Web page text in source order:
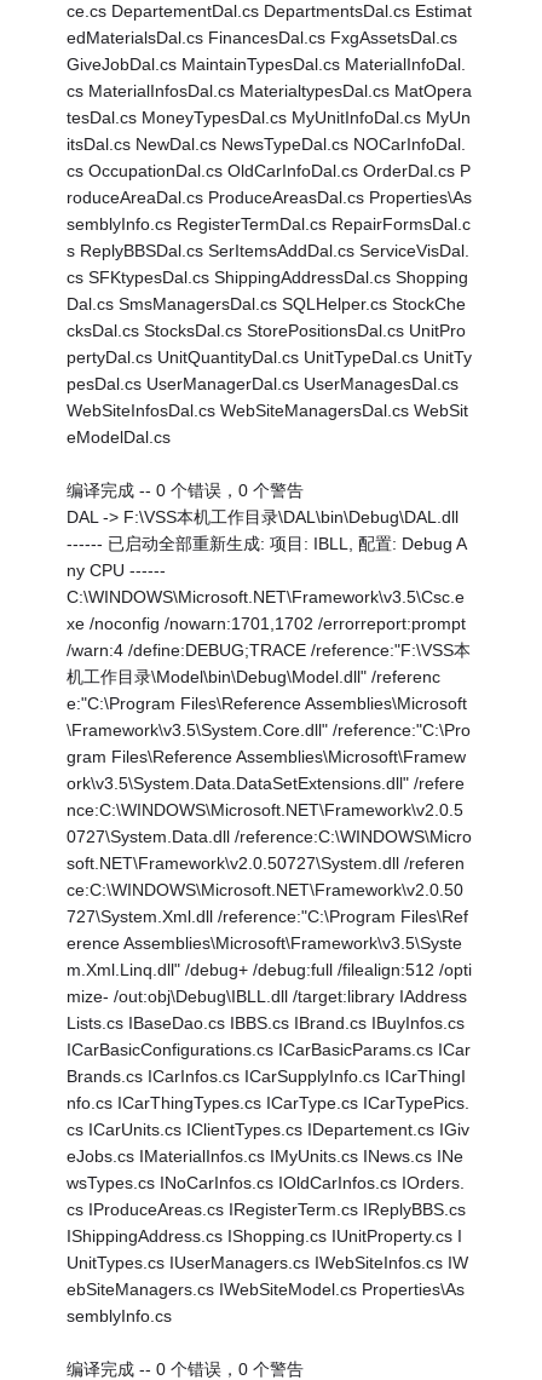
ce.cs DepartementDal.cs DepartmentsDal.cs Estimat
edMaterialsDal.cs FinancesDal.cs FxgAssetsDal.cs
GiveJobDal.cs MaintainTypesDal.cs MaterialInfoDal.
cs MaterialInfosDal.cs MaterialtypesDal.cs MatOpera
tesDal.cs MoneyTypesDal.cs MyUnitInfoDal.cs MyUn
itsDal.cs NewDal.cs NewsTypeDal.cs NOCarInfoDal.
cs OccupationDal.cs OldCarInfoDal.cs OrderDal.cs P
roduceAreaDal.cs ProduceAreasDal.cs Properties\As
semblyInfo.cs RegisterTermDal.cs RepairFormsDal.c
s ReplyBBSDal.cs SerItemsAddDal.cs ServiceVisDal.
cs SFKtypesDal.cs ShippingAddressDal.cs Shopping
Dal.cs SmsManagersDal.cs SQLHelper.cs StockChe
cksDal.cs StocksDal.cs StorePositionsDal.cs UnitPro
pertyDal.cs UnitQuantityDal.cs UnitTypeDal.cs UnitTy
pesDal.cs UserManagerDal.cs UserManagesDal.cs
WebSiteInfosDal.cs WebSiteManagersDal.cs WebSit
eModelDal.cs
编译完成 -- 0 个错误，0 个警告
DAL -> F:\VSS本机工作目录\DAL\bin\Debug\DAL.dll
------ 已启动全部重新生成: 项目: IBLL, 配置: Debug A
ny CPU ------
C:\WINDOWS\Microsoft.NET\Framework\v3.5\Csc.e
xe /noconfig /nowarn:1701,1702 /errorreport:prompt
/warn:4 /define:DEBUG;TRACE /reference:"F:\VSS本
机工作目录\Model\bin\Debug\Model.dll" /referenc
e:"C:\Program Files\Reference Assemblies\Microsoft
\Framework\v3.5\System.Core.dll" /reference:"C:\Pro
gram Files\Reference Assemblies\Microsoft\Framew
ork\v3.5\System.Data.DataSetExtensions.dll" /refere
nce:C:\WINDOWS\Microsoft.NET\Framework\v2.0.5
0727\System.Data.dll /reference:C:\WINDOWS\Micro
soft.NET\Framework\v2.0.50727\System.dll /referen
ce:C:\WINDOWS\Microsoft.NET\Framework\v2.0.50
727\System.Xml.dll /reference:"C:\Program Files\Ref
erence Assemblies\Microsoft\Framework\v3.5\Syste
m.Xml.Linq.dll" /debug+ /debug:full /filealign:512 /opti
mize- /out:obj\Debug\IBLL.dll /target:library IAddress
Lists.cs IBaseDao.cs IBBS.cs IBrand.cs IBuyInfos.cs
ICarBasicConfigurations.cs ICarBasicParams.cs ICar
Brands.cs ICarInfos.cs ICarSupplyInfo.cs ICarThingI
nfo.cs ICarThingTypes.cs ICarType.cs ICarTypePics.
cs ICarUnits.cs IClientTypes.cs IDepartement.cs IGiv
eJobs.cs IMaterialInfos.cs IMyUnits.cs INews.cs INe
wsTypes.cs INoCarInfos.cs IOldCarInfos.cs IOrders.
cs IProduceAreas.cs IRegisterTerm.cs IReplyBBS.cs
IShippingAddress.cs IShopping.cs IUnitProperty.cs I
UnitTypes.cs IUserManagers.cs IWebSiteInfos.cs IW
ebSiteManagers.cs IWebSiteModel.cs Properties\As
semblyInfo.cs
编译完成 -- 0 个错误，0 个警告